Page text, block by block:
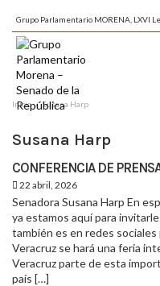
Grupo Parlamentario MORENA, LXVI
Inicio Susana Harp
Susana Harp
CONFERENCIA DE
22 abril, 2026
Senadora Susana Harp En
ya estamos aquí para
también es en redes
Veracruz se hará una feria
Veracruz parte de esta
país […]